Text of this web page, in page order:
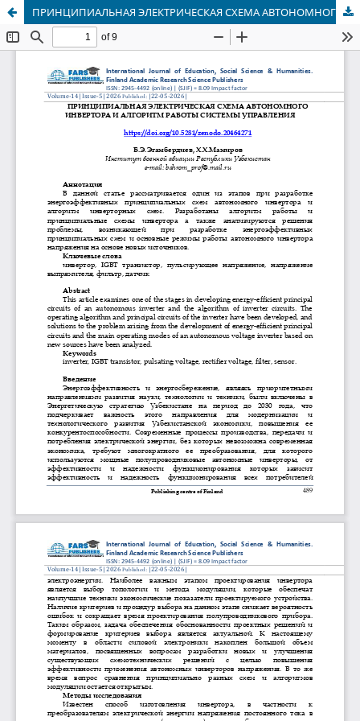
ПРИНЦИПИАЛЬНАЯ ЭЛЕКТРИЧЕСКАЯ СХЕМА АВТОНОМНОГО ИНВЕРТОРА И АЛГОРИТМ РАБОТЫ СИСТЕМЫ УПРАВЛЕНИЯ